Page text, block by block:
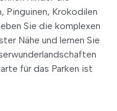
Pinguinen, Krokodilen
Sie die komplexen
Nähe und lernen Sie
für das Parken ist